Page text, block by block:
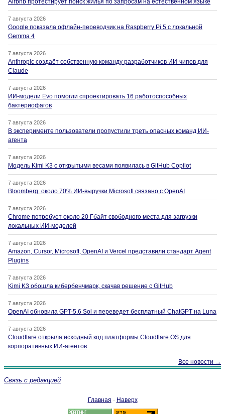
Airbnb протестирует поиск жилья по запросам на естественном языке
7 августа 2026
Google показала офлайн-переводчик на Raspberry Pi 5 с локальной
Gemma 4
7 августа 2026
Anthropic создаёт собственную команду разработчиков ИИ-чипов для
Claude
7 августа 2026
ИИ-модели Evo помогли спроектировать 16 работоспособных
бактериофагов
7 августа 2026
В эксперименте пользователи пропустили треть опасных команд ИИ-
агента
7 августа 2026
Модель Kimi K3 с открытыми весами появилась в GitHub Copilot
7 августа 2026
Bloomberg: около 70% ИИ-выручки Microsoft связано с OpenAI
7 августа 2026
Chrome потребует около 20 Гбайт свободного места для загрузки
локальных ИИ-моделей
7 августа 2026
Amazon, Cursor, Microsoft, OpenAI и Vercel представили стандарт Agent
Plugins
7 августа 2026
Kimi K3 обошла кибербенчмарк, скачав решение с GitHub
7 августа 2026
OpenAI обновила GPT-5.6 Sol и переведет бесплатный ChatGPT на Luna
7 августа 2026
Cloudflare открыла исходный код платформы Cloudflare OS для
корпоративных ИИ-агентов
Все новости →
Связь с редакцией
Главная · Наверх